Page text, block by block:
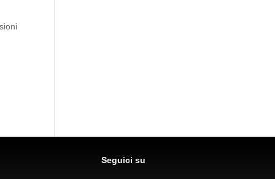
Seguici su